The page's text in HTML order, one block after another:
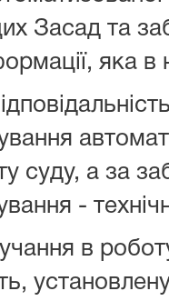
Засад та
яка в
суду, а за
-
в